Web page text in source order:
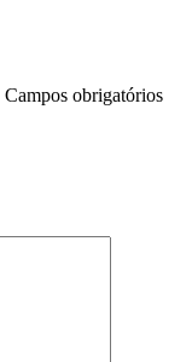
Campos obrigatórios